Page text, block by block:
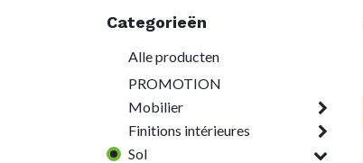
Categorieën
Alle producten
PROMOTION
Mobilier
Finitions intérieures
Sol